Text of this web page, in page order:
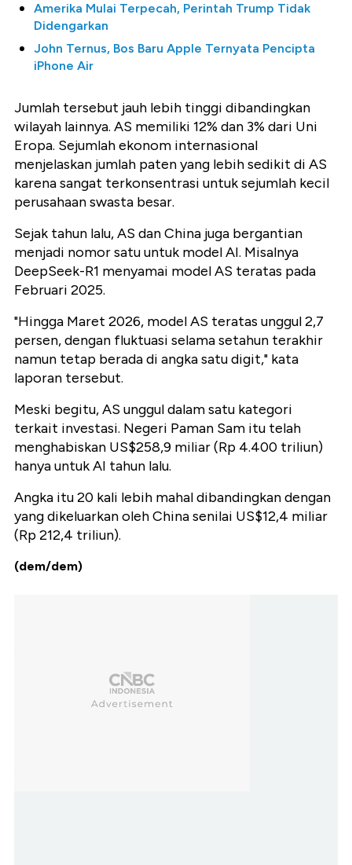
Amerika Mulai Terpecah, Perintah Trump Tidak
Didengarkan
John Ternus, Bos Baru Apple Ternyata Pencipta
iPhone Air
Jumlah tersebut jauh lebih tinggi dibandingkan
wilayah lainnya. AS memiliki 12% dan 3% dari Uni
Eropa. Sejumlah ekonom internasional
menjelaskan jumlah paten yang lebih sedikit di AS
karena sangat terkonsentrasi untuk sejumlah kecil
perusahaan swasta besar.
Sejak tahun lalu, AS dan China juga bergantian
menjadi nomor satu untuk model AI. Misalnya
DeepSeek-R1 menyamai model AS teratas pada
Februari 2025.
"Hingga Maret 2026, model AS teratas unggul 2,7
persen, dengan fluktuasi selama setahun terakhir
namun tetap berada di angka satu digit," kata
laporan tersebut.
Meski begitu, AS unggul dalam satu kategori
terkait investasi. Negeri Paman Sam itu telah
menghabiskan US$258,9 miliar (Rp 4.400 triliun)
hanya untuk AI tahun lalu.
Angka itu 20 kali lebih mahal dibandingkan dengan
yang dikeluarkan oleh China senilai US$12,4 miliar
(Rp 212,4 triliun).
(dem/dem)